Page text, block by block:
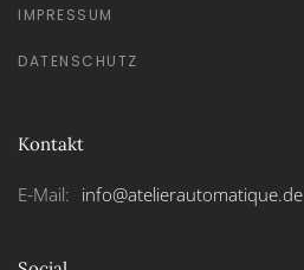
IMPRESSUM
DATENSCHUTZ
Kontakt
E-Mail: info@atelierautomatique.de